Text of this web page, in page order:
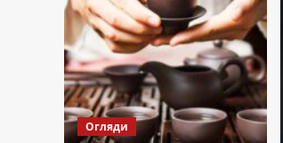
Огляди